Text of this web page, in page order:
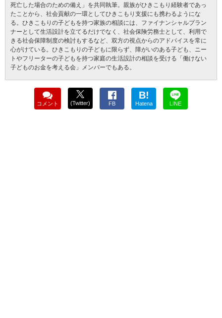
死亡した場合のための備え」を共同執筆。親族がひきこもり経験者であっ
たことから、社会貢献の一環としてひきこもり支援にも携わるようにな
る。ひきこもりの子どもを持つ家族の相談には、ファイナンシャルプラン
ナーとして生活設計を立てるだけでなく、社会保険労務士として、利用で
きる社会保障制度の検討もするなど、双方の視点からのアドバイスを常に
心がけている。ひきこもりの子どもに限らず、障がいのある子ども、ニー
トやフリーターの子どもを持つ家庭の生活設計の相談を受ける「働けない
子どものお金を考える会」メンバーでもある。
コメント (Twitter) FB
B!
Hatena LINE